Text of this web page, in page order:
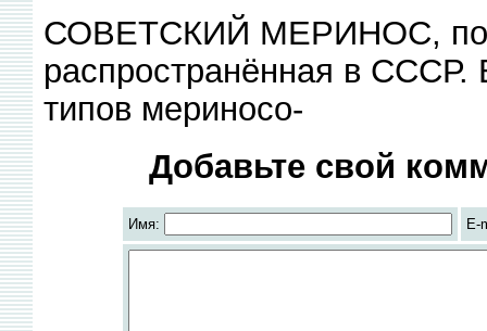
СОВЕТСКИЙ МЕРИНОС,
распространённая в
типов мериносо-
Добавьте свой
Имя: E-